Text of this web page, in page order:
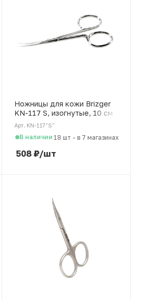
Ножницы для кожи Brizger
KN-117 S, изогнутые, 10 см
Арт. KN-117"S"
В наличии 18 шт - в 7 магазинах
508₽/шт